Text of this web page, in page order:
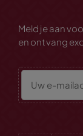
Meld je aan
en ontvang